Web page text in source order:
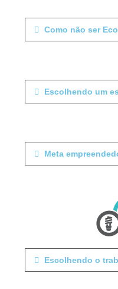
Como não ser
Escolhendo um
Meta
Escolhendo o